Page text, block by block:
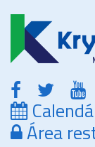
Área